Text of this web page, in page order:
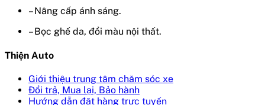
– Nâng cấp ánh sáng.
– Bọc ghế da, đổi màu nội thất.
Thiện Auto
Giới thiệu trung tâm chăm sóc xe
Đổi trả, Mua lại, Bảo hành
Hướng dẫn đặt hàng trực tuyến